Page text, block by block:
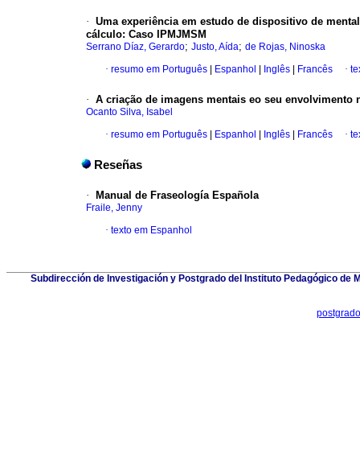
· Uma experiência em estudo de dispositivo de
cálculo: Caso IPMJMSM
Serrano Díaz, Gerardo; Justo, Aída; de Rojas, Ninoska
· resumo em Português Espanhol Inglês Francês ·
· A criação de imagens mentais eo seu envolvimento
Ocanto Silva, Isabel
· resumo em Português Espanhol Inglês Francês ·
Reseñas
· Manual de Fraseología Española
Fraile, Jenny
· texto em Espanhol
Subdirección de Investigación y Postgrado del Instituto Pedagógico de